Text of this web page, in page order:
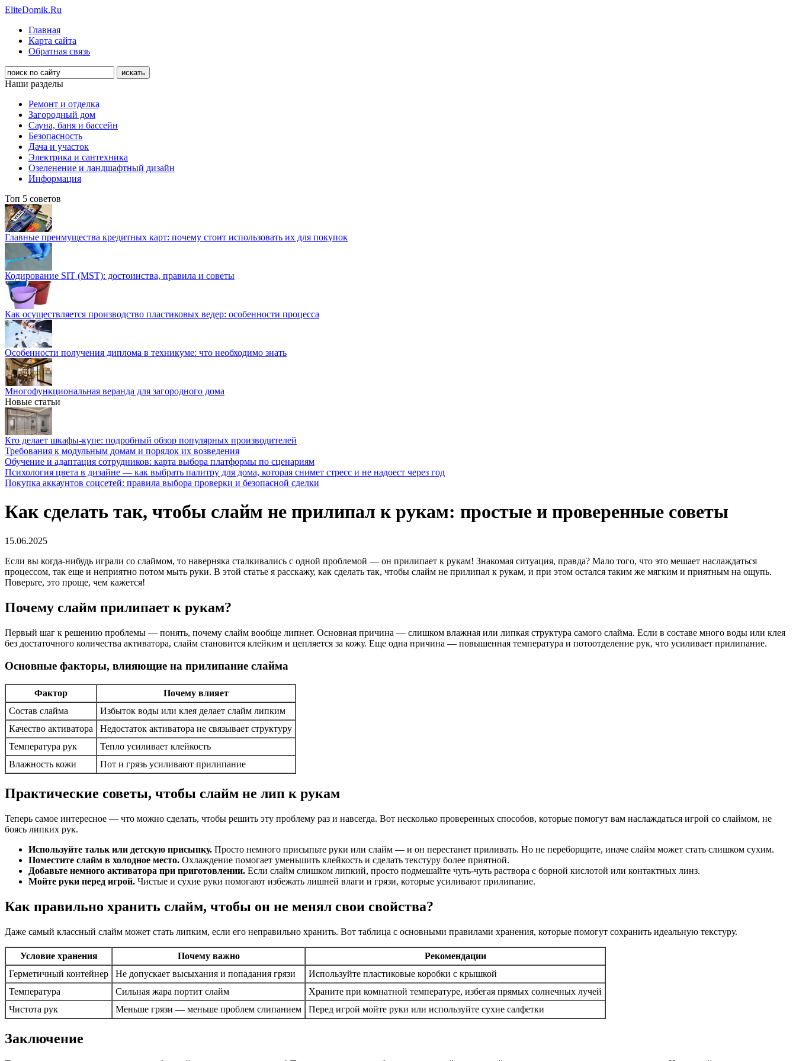
EliteDomik.Ru
Главная
Карта сайта
Обратная связь
Наши разделы
Ремонт и отделка
Загородный дом
Сауна, баня и бассейн
Безопасность
Дача и участок
Электрика и сантехника
Озеленение и ландшафтный дизайн
Информация
Топ 5 советов
Главные преимущества кредитных карт: почему стоит использовать их для покупок
Кодирование SIT (MST): достоинства, правила и советы
Как осуществляется производство пластиковых ведер: особенности процесса
Особенности получения диплома в техникуме: что необходимо знать
Многофункциональная веранда для загородного дома
Новые статьи
Кто делает шкафы-купе: подробный обзор популярных производителей
Требования к модульным домам и порядок их возведения
Обучение и адаптация сотрудников: карта выбора платформы по сценариям
Психология цвета в дизайне — как выбрать палитру для дома, которая снимет стресс и не надоест через год
Покупка аккаунтов соцсетей: правила выбора проверки и безопасной сделки
Как сделать так, чтобы слайм не прилипал к рукам: простые и проверенные советы
15.06.2025
Если вы когда-нибудь играли со слаймом, то наверняка сталкивались с одной проблемой — он прилипает к рукам! Знакомая ситуация, правда? Мало того, что это мешает наслаждаться
процессом, так еще и неприятно потом мыть руки. В этой статье я расскажу, как сделать так, чтобы слайм не прилипал к рукам, и при этом остался таким же мягким и приятным на ощупь.
Поверьте, это проще, чем кажется!
Почему слайм прилипает к рукам?
Первый шаг к решению проблемы — понять, почему слайм вообще липнет. Основная причина — слишком влажная или липкая структура самого слайма. Если в составе много воды или клея
без достаточного количества активатора, слайм становится клейким и цепляется за кожу. Еще одна причина — повышенная температура и потоотделение рук, что усиливает прилипание.
Основные факторы, влияющие на прилипание слайма
Фактор
Почему влияет
Состав слайма
Избыток воды или клея делает слайм липким
Качество активатора
Недостаток активатора не связывает структуру
Температура рук
Тепло усиливает клейкость
Влажность кожи
Пот и грязь усиливают прилипание
Практические советы, чтобы слайм не лип к рукам
Теперь самое интересное — что можно сделать, чтобы решить эту проблему раз и навсегда. Вот несколько проверенных способов, которые помогут вам наслаждаться игрой со слаймом, не
боясь липких рук.
Используйте тальк или детскую присыпку. Просто немного присыпьте руки или слайм — и он перестанет приливать. Но не переборщите, иначе слайм может стать слишком сухим.
Поместите слайм в холодное место. Охлаждение помогает уменьшить клейкость и сделать текстуру более приятной.
Добавьте немного активатора при приготовлении. Если слайм слишком липкий, просто подмешайте чуть-чуть раствора с борной кислотой или контактных линз.
Мойте руки перед игрой. Чистые и сухие руки помогают избежать лишней влаги и грязи, которые усиливают прилипание.
Как правильно хранить слайм, чтобы он не менял свои свойства?
Даже самый классный слайм может стать липким, если его неправильно хранить. Вот таблица с основными правилами хранения, которые помогут сохранить идеальную текстуру.
Условие хранения Почему важно
Рекомендации
Герметичный контейнер
Не допускает высыхания и попадания грязи
Используйте пластиковые коробки с крышкой
Температура
Сильная жара портит слайм
Храните при комнатной температуре, избегая прямых солнечных лучей
Чистота рук
Меньше грязи — меньше проблем слипанием Перед игрой мойте руки или используйте сухие салфетки
Заключение